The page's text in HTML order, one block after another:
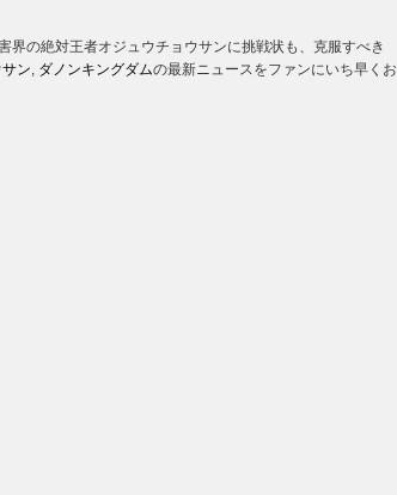
の絶対王者オジュウチョウサンに挑戦状も、克服すべき
ン, ダノンキングダムの最新ニュースをファンにいち早くお